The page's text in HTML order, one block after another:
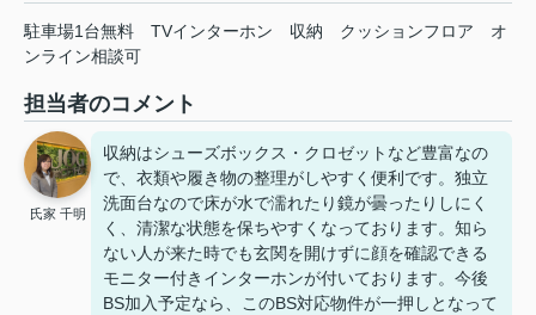
駐車場1台無料 TVインターホン 収納 クッションフロア
オ
ンライン相談可
担当者のコメント
氏家 千明
収納はシューズボックス・クロゼットなど豊富なの
で、衣類や履き物の整理がしやすく便利です。独立
洗面台なので床が水で濡れたり鏡が曇ったりしにく
く、清潔な状態を保ちやすくなっております。知ら
ない人が来た時でも玄関を開けずに顔を確認できる
モニター付きインターホンが付いております。今後
BS加入予定なら、このBS対応物件が一押しとなって